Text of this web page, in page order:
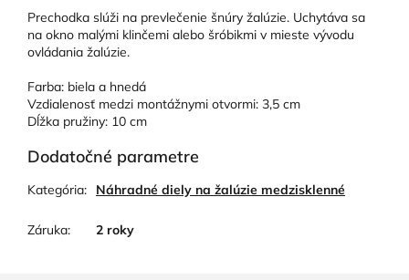
Prechodka slúži na prevlečenie šnúry žalúzie. Uchytáva sa
na okno malými klinčemi alebo šróbikmi v mieste vývodu
ovládania žalúzie.
Farba: biela a hnedá
Vzdialenosť medzi montážnymi otvormi: 3,5 cm
Dĺžka pružiny: 10 cm
Dodatočné parametre
Kategória: Náhradné diely na žalúzie medzisklenné
Záruka: 2 roky